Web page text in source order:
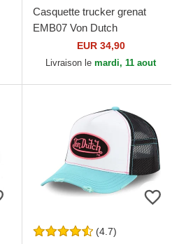
Casquette trucker grenat
EMB07 Von Dutch
EUR 34,90
Livraison le mardi, 11 aout
(4.7)